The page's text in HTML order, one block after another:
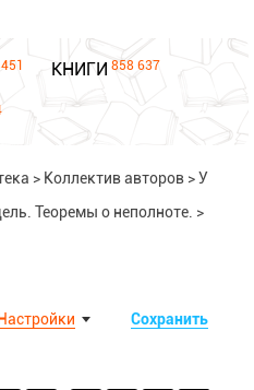
КНИГИ 858 637
> Коллектив авторов >У
Теоремы о неполноте. >
Сохранить
Настройки